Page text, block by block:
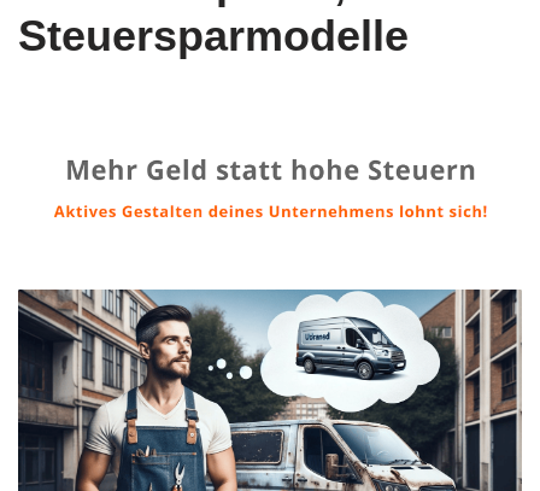
Steuersparmodelle